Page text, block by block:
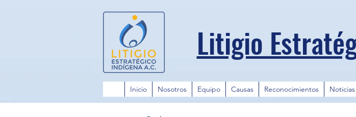
Litigio
Inicio Nosotros Equipo Causas Reconocimientos Noticias